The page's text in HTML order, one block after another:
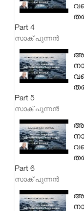
Part 4
സാക് പുന്നൻ
Part 5
സാക് പുന്നൻ
Part 6
സാക് പുന്നൻ